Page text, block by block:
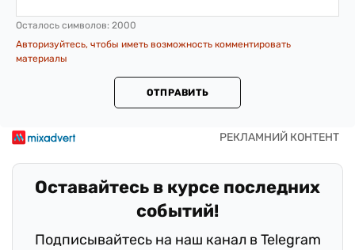
Осталось символов: 2000
Авторизуйтесь, чтобы иметь возможность комментировать
материалы
ОТПРАВИТЬ
Оставайтесь в курсе последних
событий!
Подписывайтесь на наш канал в Telegram